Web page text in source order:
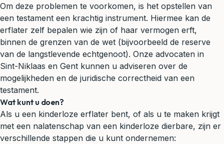
Om deze problemen te voorkomen, is het opstellen van
een testament een krachtig instrument. Hiermee kan de
erflater zelf bepalen wie zijn of haar vermogen erft,
binnen de grenzen van de wet (bijvoorbeeld de reserve
van de langstlevende echtgenoot). Onze advocaten in
Sint-Niklaas en Gent kunnen u adviseren over de
mogelijkheden en de juridische correctheid van een
testament.
Wat kunt u doen?
Als u een kinderloze erflater bent, of als u te maken krijgt
met een nalatenschap van een kinderloze dierbare, zijn er
verschillende stappen die u kunt ondernemen: